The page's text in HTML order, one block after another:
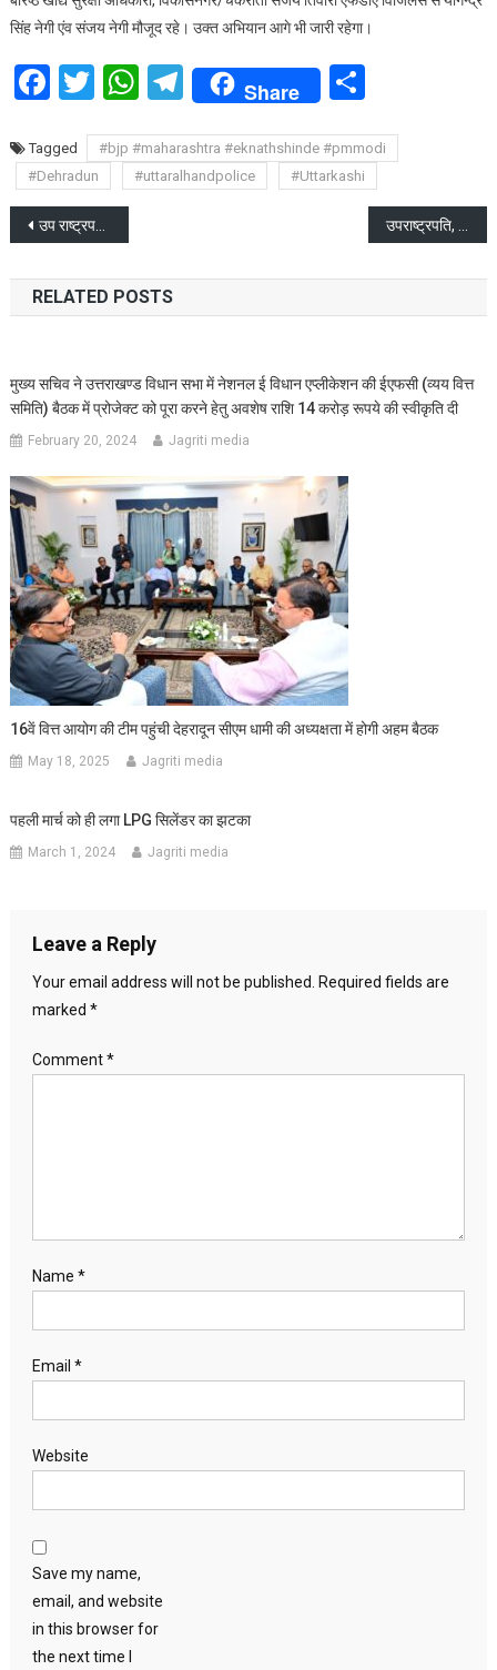
सिंह नेगी एंव संजय नेगी मौजूद रहे। उक्त अभियान आगे भी जारी रहेगा।
Facebook
Twitter
WhatsApp
Telegram
Share Share
Tagged
#bjp #maharashtra #eknathshinde #pmmodi
#Dehradun
#uttaralhandpolice #Uttarkashi
Post
navigation
उप राष्ट्रपति के नैनीताल एवं उधमसिंहनगर भ्रमण को लेकर बैठक उपराष्ट्रपति, श्री जगदीप धनखड़ ने कैंची धाम के दर्शन किए
RELATED POSTS
मुख्य सचिव ने उत्तराखण्ड विधान सभा में नेशनल ई विधान एप्लीकेशन की ईएफसी (व्यय वित्त
समिति) बैठक में प्रोजेक्ट को पूरा करने हेतु अवशेष राशि 14 करोड़ रूपये की स्वीकृति दी
February 20, 2024 Jagriti media
16वें वित्त आयोग की टीम पहुंची देहरादून सीएम धामी की अध्यक्षता में होगी अहम बैठक
May 18, 2025 Jagriti media
पहली मार्च को ही लगा LPG सिलेंडर का झटका
March 1, 2024 Jagriti media
Leave a Reply
Your email address will not be published. Required fields are
marked *
Comment*
Name *
Email *
Website
Save my name,
email, and website
in this browser for
the next time I